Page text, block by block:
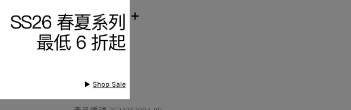
查看分店庫存